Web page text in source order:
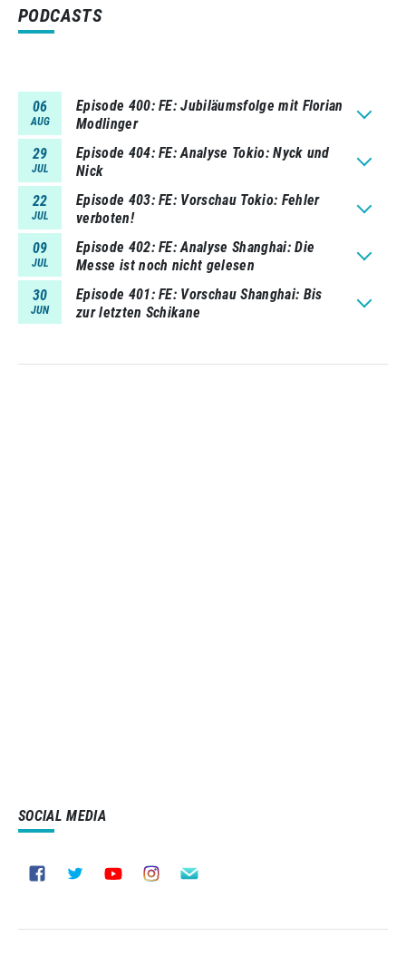
PODCASTS
06
AUG
Episode 400 FE: Jubiläumsfolge mit Florian
Modlinger
29
JUL
Episode 404 FE: Analyse Tokio: Nyck und
Nick
22
JUL
Episode 403 FE: Vorschau Tokio: Fehler
verboten!
09
JUL
Episode 402 FE: Analyse Shanghai: Die
Messe ist noch nicht gelesen
30
JUN
Episode 401 FE: Vorschau Shanghai: Bis
zur letzten Schikane
SOCIAL MEDIA